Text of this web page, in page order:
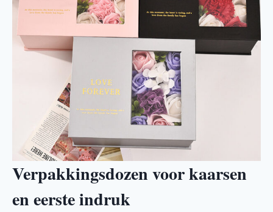
Verpakkingsdozen voor kaarsen
en eerste indruk